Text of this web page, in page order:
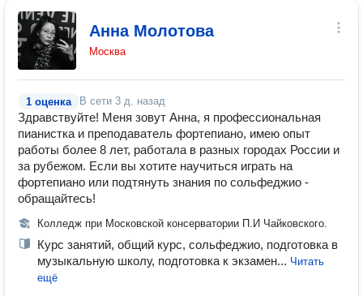
Анна Молотова
Москва
1 оценка В сети 3 д. назад
Здравствуйте! Меня зовут Анна, я профессиональная
пианистка и преподаватель фортепиано, имею опыт
работы более 8 лет, работала в разных городах России и
за рубежом. Если вы хотите научиться играть на
фортепиано или подтянуть знания по сольфеджио -
обращайтесь!
Колледж при Московской консерватории П.И Чайковского.
Курс занятий, общий курс, сольфеджио, подготовка в
музыкальную школу, подготовка к экзамен... Читать
ещё